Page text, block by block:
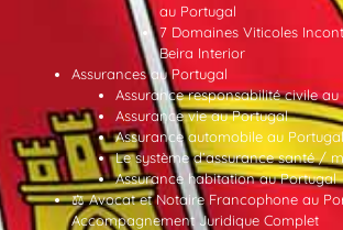
au Portugal
7 Domaines Viticoles
Beira Interior
Assurances au Portugal
Assurance responsabilité civile
Assurance vie au Portugal
Assurance automobile au Portugal
Le système d’assurance santé /
Assurance habitation au Portugal
⚖️ Avocat et Notaire Francophone au
Accompagnement Juridique Complet